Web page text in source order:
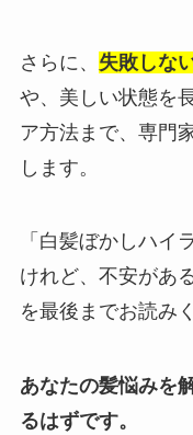
さらに、 失敗しな
や、美しい状態を
ア方法まで、専門
します。
「白髪ぼかしハイ
けれど、不安があ
を最後までお読み
あなたの髪悩みを
るはずです。